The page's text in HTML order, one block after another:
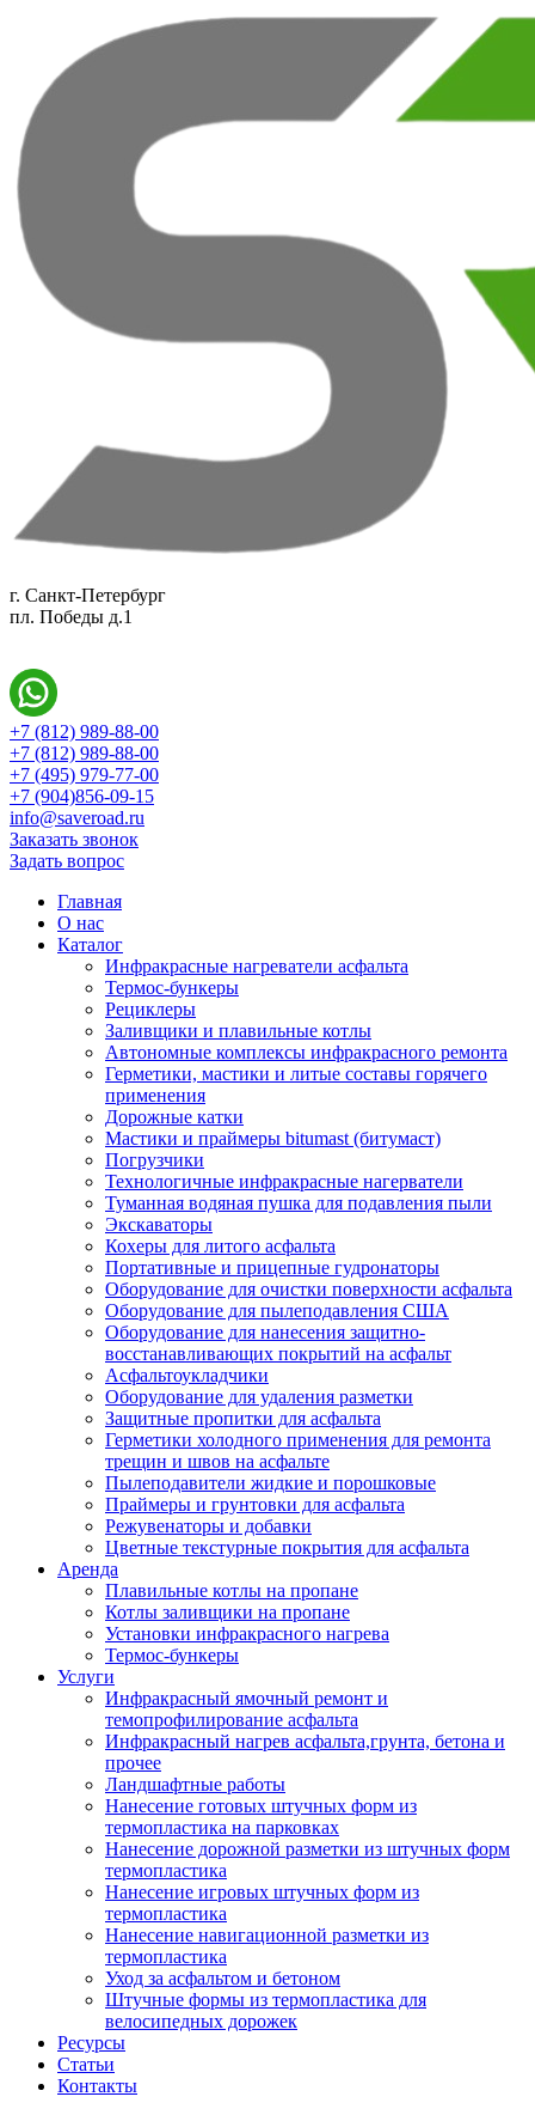
г. Санкт-Петербург
пл. Победы д.1
+7 (812) 989-88-00
+7 (812) 989-88-00
+7 (495) 979-77-00
+7 (904)856-09-15
info@saveroad.ru
Заказать звонок
Задать вопрос
Главная
О нас
Каталог
Инфракрасные нагреватели асфальта
Термос-бункеры
Рециклеры
Заливщики и плавильные котлы
Автономные комплексы инфракрасного ремонта
Герметики, мастики и литые составы горячего
применения
Дорожные катки
Мастики и праймеры bitumast (битумаст)
Погрузчики
Технологичные инфракрасные нагерватели
Туманная водяная пушка для подавления пыли
Экскаваторы
Кохеры для литого асфальта
Портативные и прицепные гудронаторы
Оборудование для очистки поверхности асфальта
Оборудование для пылеподавления США
Оборудование для нанесения защитно-
восстанавливающих покрытий на асфальт
Асфальтоукладчики
Оборудование для удаления разметки
Защитные пропитки для асфальта
Герметики холодного применения для ремонта
трещин и швов на асфальте
Пылеподавители жидкие и порошковые
Праймеры и грунтовки для асфальта
Режувенаторы и добавки
Цветные текстурные покрытия для асфальта
Аренда
Плавильные котлы на пропане
Котлы заливщики на пропане
Установки инфракрасного нагрева
Термос-бункеры
Услуги
Инфракрасный ямочный ремонт и
темопрофилирование асфальта
Инфракрасный нагрев асфальта,грунта, бетона и
прочее
Ландшафтные работы
Нанесение готовых штучных форм из
термопластика на парковках
Нанесение дорожной разметки из штучных форм
термопластика
Нанесение игровых штучных форм из
термопластика
Нанесение навигационной разметки из
термопластика
Уход за асфальтом и бетоном
Штучные формы из термопластика для
велосипедных дорожек
Ресурсы
Статьи
Контакты